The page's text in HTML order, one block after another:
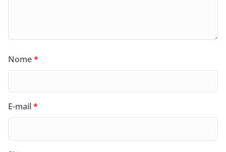
Nome*
E-mail*